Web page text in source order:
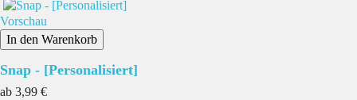
Vorschau
In den Warenkorb
Snap - [Personalisiert]
ab Preis
3,99 €